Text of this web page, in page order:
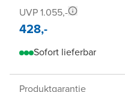
UVP 1.055,-
428,-
Sofort lieferbar
Produktgarantie